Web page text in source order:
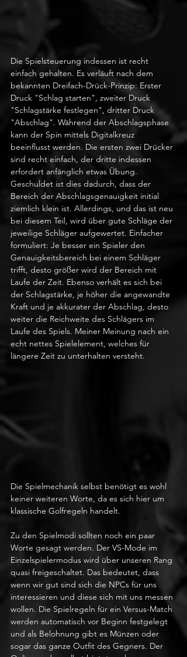
Die Spielsteuerung indessen ist recht
einfach gehalten. Es verläuft nach dem
bekannten Dreifach-Drück-Prinzip: Erster
Druck "Schlag starten", zweiter Druck
"Schlagstärke festlegen", dritter Druck
"Abschlag". Während der Abschlagsphase
kann der Spin mittels Digitalkreuz
beeinflusst werden. Die ersten zwei Drücker
sind recht einfach, der dritte indessen
erfordert anfänglich etwas Übung.
Geschuldet ist dies dadurch, dass der
Bereich der Abschlagsgenauigkeit initial
ziemlich klein ist. Allerdings, und das ist neu
bei diesem Teil, wird über gute Schläge der
jeweilige Schläger aufgewertet. Einfacher
formuliert: Je besser ein Spieler den
Genauigkeitsbereich bei einem Schläger
trifft, desto größer wird der Bereich mit
Laufe der Zeit. Ebenso verhält es sich bei
der Schlagstärke, je höher die angewandte
Kraft und je akkurater der Abschlag, desto
weiter die Reichweite des Schlägers im
Laufe des Spiels. Meiner Meinung nach ein
echt nettes Spielelement, welches für
längere Zeit zu unterhalten versteht.
Die Spielmechanik selbst benötigt es wohl
keiner weiteren Worte, da es sich hier um
klassische Golfregeln handelt.
Zu den Spielmodi sollten noch ein paar
Worte gesagt werden. Der VS-Mode im
Einzelspielermodus wird über unseren Rang
quasi freigeschaltet. Das bedeutet, dass
wenn wir gut sind sich die NPCs für uns
interessieren und diese sich mit uns messen
wollen. Die Spielregeln für ein Versus-Match
werden automatisch vor Beginn festgelegt
und als Belohnung gibt es Münzen oder
sogar das ganze Outfit des Gegners. Der